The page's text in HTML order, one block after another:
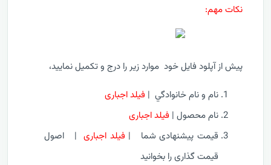
نکات مهم:
پیش از آپلود فايل خود موارد زیر را درج و تکمیل نماييد،
نام و نام خانوادگي | فیلد اجباری
نام محصول | فیلد اجباری
قيمت پیشنهادی شما | فیلد اجباری |
اصول
قیمت گذاری را بخوانید